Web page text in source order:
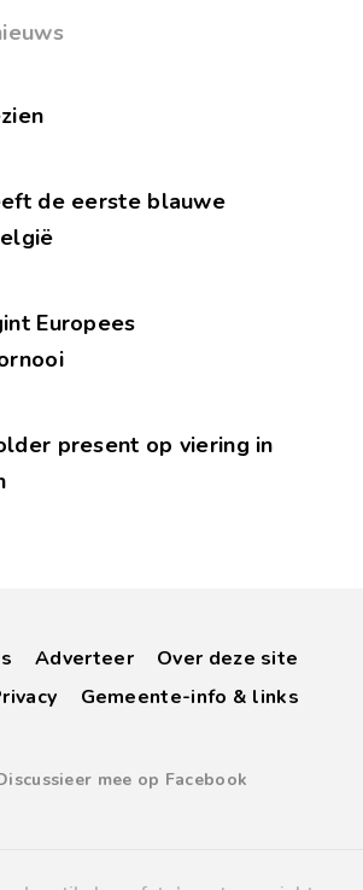
de eerste blauwe
Europees
present op viering in
Adverteer
Over deze site
Gemeente-info & links
mee op Facebook